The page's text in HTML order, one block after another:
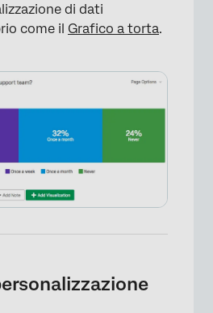
di dati
come il Grafico a torta.